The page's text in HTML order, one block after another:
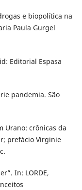
e biopolítica na
Paula Gurgel
Editorial Espasa
pandemia. São
Urano: crônicas da
prefácio Virginie
In: LORDE,